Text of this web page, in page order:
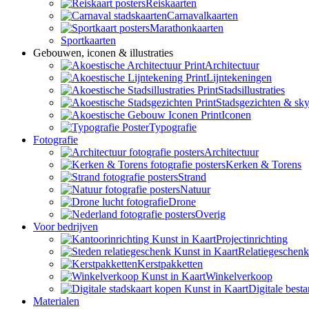
Reiskaarten
Carnavalkaarten
Marathonkaarten
Sportkaarten
Gebouwen, iconen & illustraties
Architectuur
Lijntekeningen
Stadsillustraties
Stadsgezichten &
Iconen
Typografie
Fotografie
Architectuur
Kerken & Torens
Strand
Natuur
Drone
Overig
Voor bedrijven
Projectinrichting
Kerstpakketten
Winkelverkoop
Digitale
Materialen